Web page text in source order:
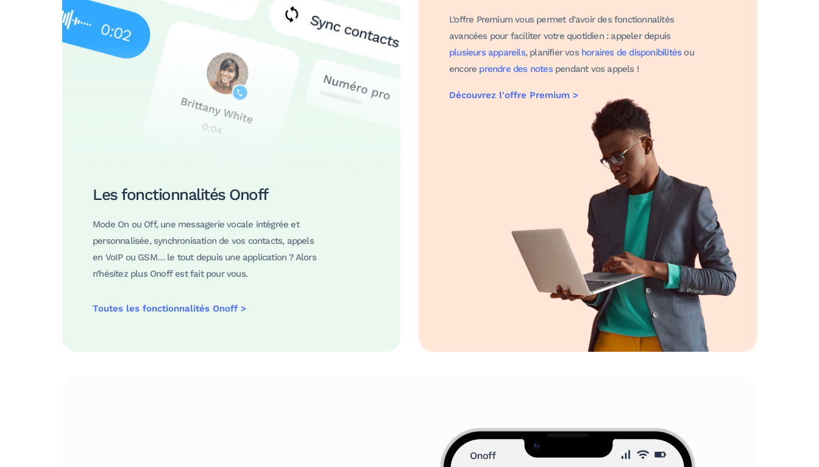
Les fonctionnalités Onoff
Mode On ou Off, une messagerie vocale intégrée et
personnalisée, synchronisation de vos contacts, appels
en VoIP ou GSM… le tout depuis une application ? Alors
n’hésitez plus Onoff est fait pour vous.
Toutes les fonctionnalités Onoff >
L’offre Premium vous permet d’avoir des fonctionnalités
avancées pour faciliter votre quotidien : appeler depuis
plusieurs appareils, planifier vos horaires de disponibilitésou
encore prendre des notespendant vos appels !
Découvrez l'offre Premium >